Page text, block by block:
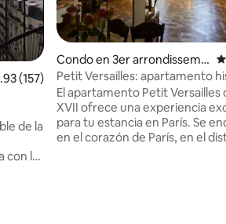
promedio: 4.93 de 5, 157 reseñas
(157)
de la
con la
Condo en 3er arrondisseme
nt
Petit Versailles: apartamento
el centro de París
El apartamento Petit Versailles
XVII ofrece una experiencia
para tu estancia en París. Se
en el corazón de París, en el